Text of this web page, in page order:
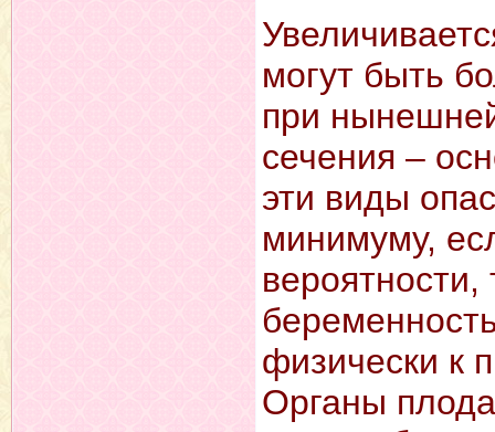
могут быть
при
сечения –
эти виды
минимуму,
физически к
Органы